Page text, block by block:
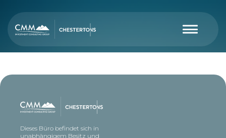
Dieses Büro befindet sich in
unabhängigem Besitz und